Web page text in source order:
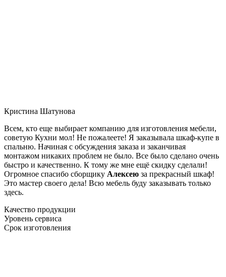
Кристина Шатунова
Всем, кто еще выбирает компанию для изготовления мебели,
советую Кухни мол! Не пожалеете! Я заказывала шкаф-купе в
спальню. Начиная с обсуждения заказа и заканчивая
монтажом никаких проблем не было. Все было сделано очень
быстро и качественно. К тому же мне ещё скидку сделали!
Огромное спасибо сборщику Алексею за прекрасный шкаф!
Это мастер своего дела! Всю мебель буду заказывать только
здесь.
Качество продукции
Уровень сервиса
Срок изготовления